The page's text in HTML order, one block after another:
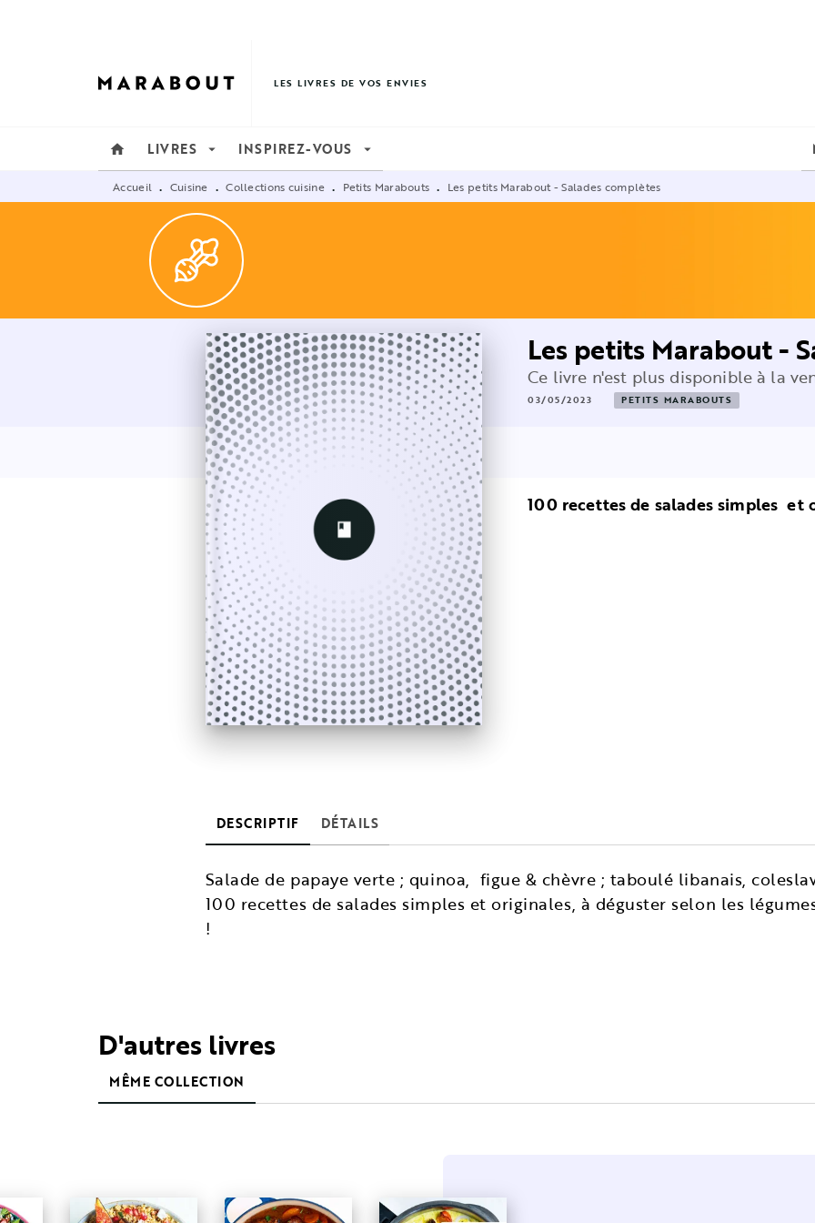
LES LIVRES DE VOS ENVIES
home LIVRES arrow_drop_down INSPIREZ-VOUS arrow_drop_down
Accueil • Cuisine • Collections cuisine • Petits Marabouts • Les petits Marabout - Salades complètes
Les petits Marabout -
Ce livre n'est plus disponible à la
03/05/2023 PETITS MARABOUTS
100 recettes de salades simples et
DESCRIPTIF DÉTAILS
Salade de papaye verte ; quinoa, figue & chèvre ; taboulé libanais,
100 recettes de salades simples et originales, à déguster selon les
!
D'autres livres
MÊME COLLECTION